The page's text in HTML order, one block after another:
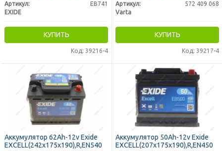
Артикул:
EB741
EXIDE
КУПИТЬ
Код: 39216-4
Артикул:
572 409 068
Varta
КУПИТЬ
Код: 39217-4
Аккумулятор 62Ah-12v Exide
EXCELL(242х175х190),R,EN540
Аккумулятор 50Ah-12v Exide
EXCELL(207х175х190),R,EN450